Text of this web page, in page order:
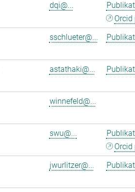
dqi@...
sschlueter@...
astathaki@...
winnefeld@...
swu@...
jwurlitzer@...